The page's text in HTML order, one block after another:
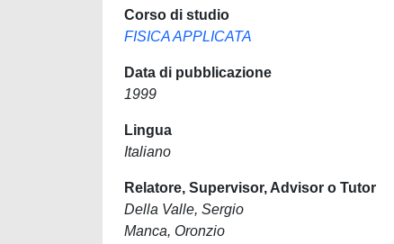
Corso di studio
FISICA APPLICATA
Data di pubblicazione
1999
Lingua
Italiano
Relatore, Supervisor, Advisor o Tutor
Della Valle, Sergio
Manca, Oronzio